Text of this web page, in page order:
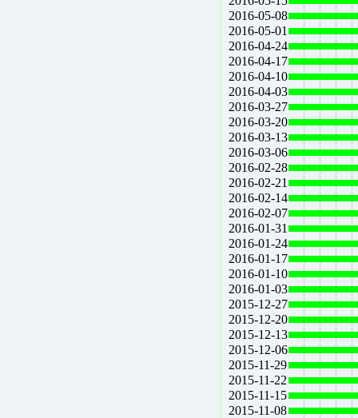
2016-05-08
2016-05-01
2016-04-24
2016-04-17
2016-04-10
2016-04-03
2016-03-27
2016-03-20
2016-03-13
2016-03-06
2016-02-28
2016-02-21
2016-02-14
2016-02-07
2016-01-31
2016-01-24
2016-01-17
2016-01-10
2016-01-03
2015-12-27
2015-12-20
2015-12-13
2015-12-06
2015-11-29
2015-11-22
2015-11-15
2015-11-08